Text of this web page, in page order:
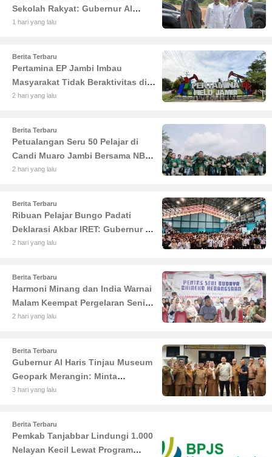
Sekolah Rakyat: Gubernur Al
Haris Tekankan Sinergi
1 hari yang lalu
Berita Terbaru
Pertamina EP Jambi Imbau
Masyarakat Tidak Beraktivitas di
Atas Jalur Pipa Migas Demi
2 hari yang lalu
Berita Terbaru
Petualangan Seru 50 Pelajar di
Candi Muaro Jambi Bersama NBT
Coal Group
2 hari yang lalu
Berita Terbaru
Ribuan Pelajar Bungo Padati
Deklarasi Akbar IRET: Gubernur Al
Haris Sentil Bahaya Judi Online
2 hari yang lalu
Berita Terbaru
Harmoni Minang dan India Warnai
Malam Keempat Pergelaran Seni
Budaya di Alun-Alun Kuala
2 hari yang lalu
Berita Terbaru
Gubernur Al Haris Tinjau Museum
Geopark Merangin: Minta
Pengelola Genjot Inovasi dan
3 hari yang lalu
Berita Terbaru
Pemkab Tanjabbar Lindungi 1.000
Nelayan Kecil Lewat Program